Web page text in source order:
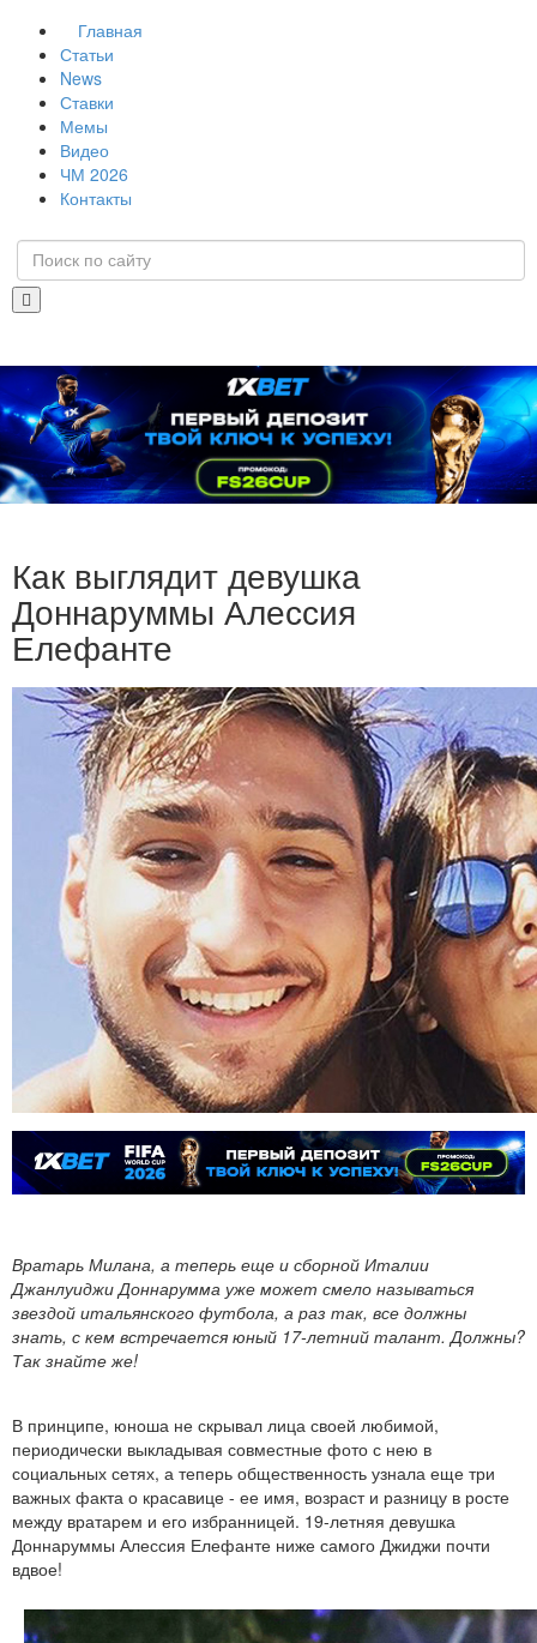
Главная
Статьи
News
Ставки
Мемы
Видео
ЧМ 2026
Контакты
Как выглядит девушка
Доннаруммы Алессия
Елефанте
Вратарь Милана, а теперь еще и сборной Италии
Джанлуиджи Доннарумма уже может смело называться
звездой итальянского футбола, а раз так, все должны
знать, с кем встречается юный 17-летний талант. Должны?
Так знайте же!
В принципе, юноша не скрывал лица своей любимой,
периодически выкладывая совместные фото с нею в
социальных сетях, а теперь общественность узнала еще три
важных факта о красавице - ее имя, возраст и разницу в росте
между вратарем и его избранницей. 19-летняя девушка
Доннаруммы Алессия Елефанте ниже самого Джиджи почти
вдвое!